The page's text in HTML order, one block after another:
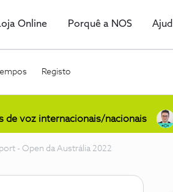
Online Porquê a NOS
Registo
de voz internacionais/nacionais
- Open da Austrália 2022